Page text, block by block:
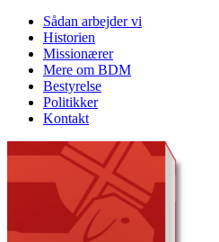
Sådan arbejder vi
Historien
Missionærer
Mere om BDM
Bestyrelse
Politikker
Kontakt